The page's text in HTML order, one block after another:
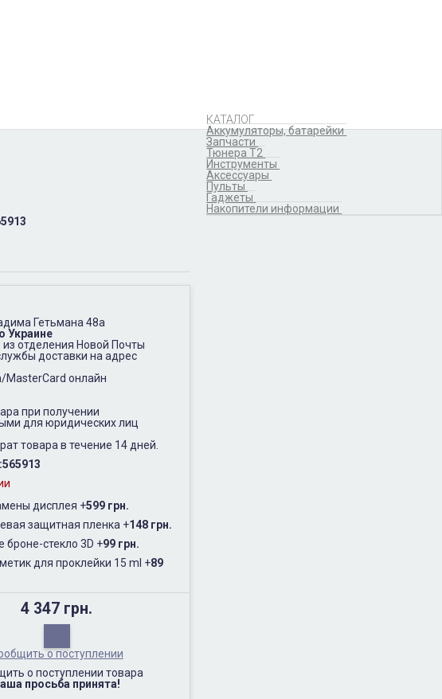
Накопители информации
КАТАЛОГ
Аккумуляторы, батарейки
Запчасти
Тюнера T2
Инструменты
Аксессуары
Пульты
Гаджеты
Накопители информации
Гетьмана 48а
Украине
отделения Новой Почты
доставки на адрес
MasterCard онлайн
при получении
для юридических лиц
товара в течение 14 дней.
565913
дисплея +599 грн.
защитная пленка +148 грн.
броне-стекло 3D +99 грн.
для проклейки 15 ml +89
4 347 грн.
о поступлении
о поступлении товара
просьба принята!